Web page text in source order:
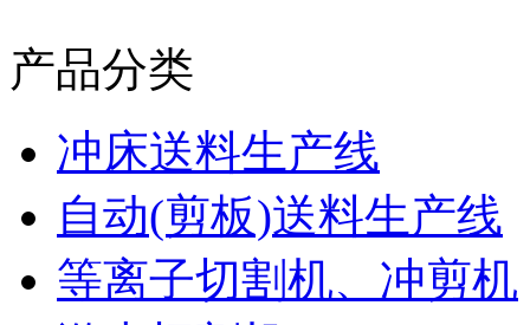
产品分类
冲床送料生产线
自动(剪板)送料生产线
等离子切割机、冲剪机